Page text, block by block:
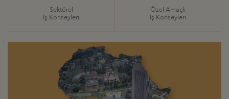
Sektörel
İş Konseyleri
Özel Amaçlı
İş Konseyleri